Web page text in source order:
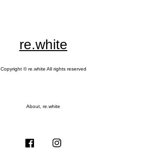
re.white
Copyright © re.white All rights reserved
About, re.white
Facebook